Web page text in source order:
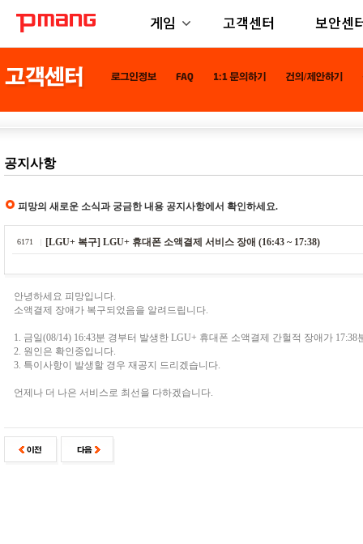
게임 고객센터 보안센
공지사항
피망의 새로운 소식과 궁금한 내용 공지사항에서 확인하세요.
6171 [LGU+ 복구] LGU+ 휴대폰 소액결제 서비스 장애 (16:43 ~ 17:38)
안녕하세요 피망입니다.
소액결제 장애가 복구되었음을 알려드립니다.
1. 금일(08/14) 16:43분 경부터 발생한 LGU+ 휴대폰 소액결제 간헐적 장애가
2. 원인은 확인중입니다.
3. 특이사항이 발생할 경우 재공지 드리겠습니다.
언제나 더 나은 서비스로 최선을 다하겠습니다.